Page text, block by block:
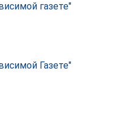
газете"
Газете"